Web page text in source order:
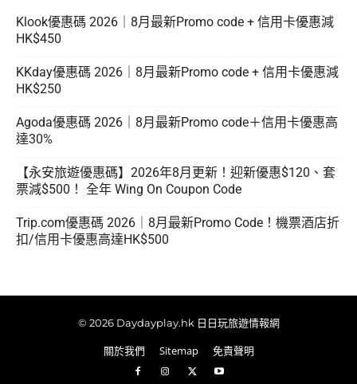
Klook優惠碼 2026｜8月最新Promo code + 信用卡優惠減
HK$450
KKday優惠碼 2026｜8月最新Promo code + 信用卡優惠減
HK$250
Agoda優惠碼 2026｜8月最新Promo code＋信用卡優惠高
達30%
【永安旅遊優惠碼】2026年8月更新！迎新優惠$120、套
票減$500！ 全年 Wing On Coupon Code
Trip.com優惠碼 2026｜8月最新Promo Code！機票酒店折
扣/信用卡優惠高達HK$500
© 2026 Daydayplay.hk 日日玩旅遊情報網
關於我們 Sitemap 免責聲明